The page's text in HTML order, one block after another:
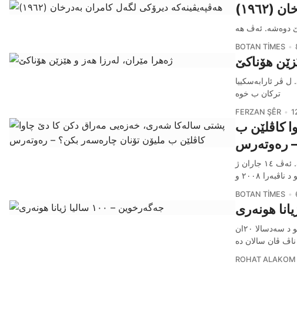
BOTAN TIMES
ھۆناکێ
ڤر ئارابەسکییا
ترکان ب خوە
FERZAN ŞÊR
کاڤلێن ب
– رەوتەرس
نەتەوەیێن یەکبوویی تەخمین دکە کو زێدەتری ٤٢ ملیۆن تۆن کاڤل ل خەزەیێ ھەنە. ئەڤ ١٤ جاران ژ
٢٠٠٨ و
BOTAN TIMES
جەگەرخون (١٩٠١-١٩٨٤) یەک ژ وان ھەلبەستڤانێن کوردیێن ناڤدار تێ ھەسبین کو د سەدسالا ٢٠ان
ناڤ ڤان سالان دە
ROHAT ALAKOM